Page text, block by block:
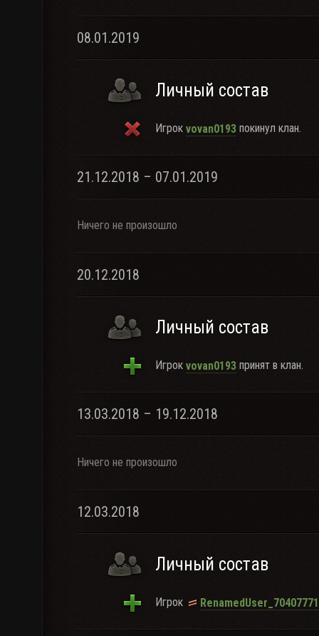
08.01.2019
Личный состав
Игрок vovan0193 покинул клан.
21.12.2018 – 07.01.2019
Ничего не произошло
20.12.2018
Личный состав
Игрок vovan0193 принят в клан.
13.03.2018 – 19.12.2018
Ничего не произошло
12.03.2018
Личный состав
Игрок RenamedUser_70407771